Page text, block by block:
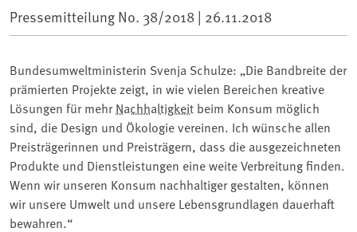
Pressemitteilung No. 38/2018 | 26.11.2018
Bundesumweltministerin Svenja Schulze: „Die Bandbreite der
prämierten Projekte zeigt, in wie vielen Bereichen kreative
Lösungen für mehrNachhaltigkeit beim Konsum möglich
sind, die Design und Ökologie vereinen. Ich wünsche allen
Preisträgerinnen und Preisträgern, dass die ausgezeichneten
Produkte und Dienstleistungen eine weite Verbreitung finden.
Wenn wir unseren Konsum nachhaltiger gestalten, können
wir unsere Umwelt und unsere Lebensgrundlagen dauerhaft
bewahren.“